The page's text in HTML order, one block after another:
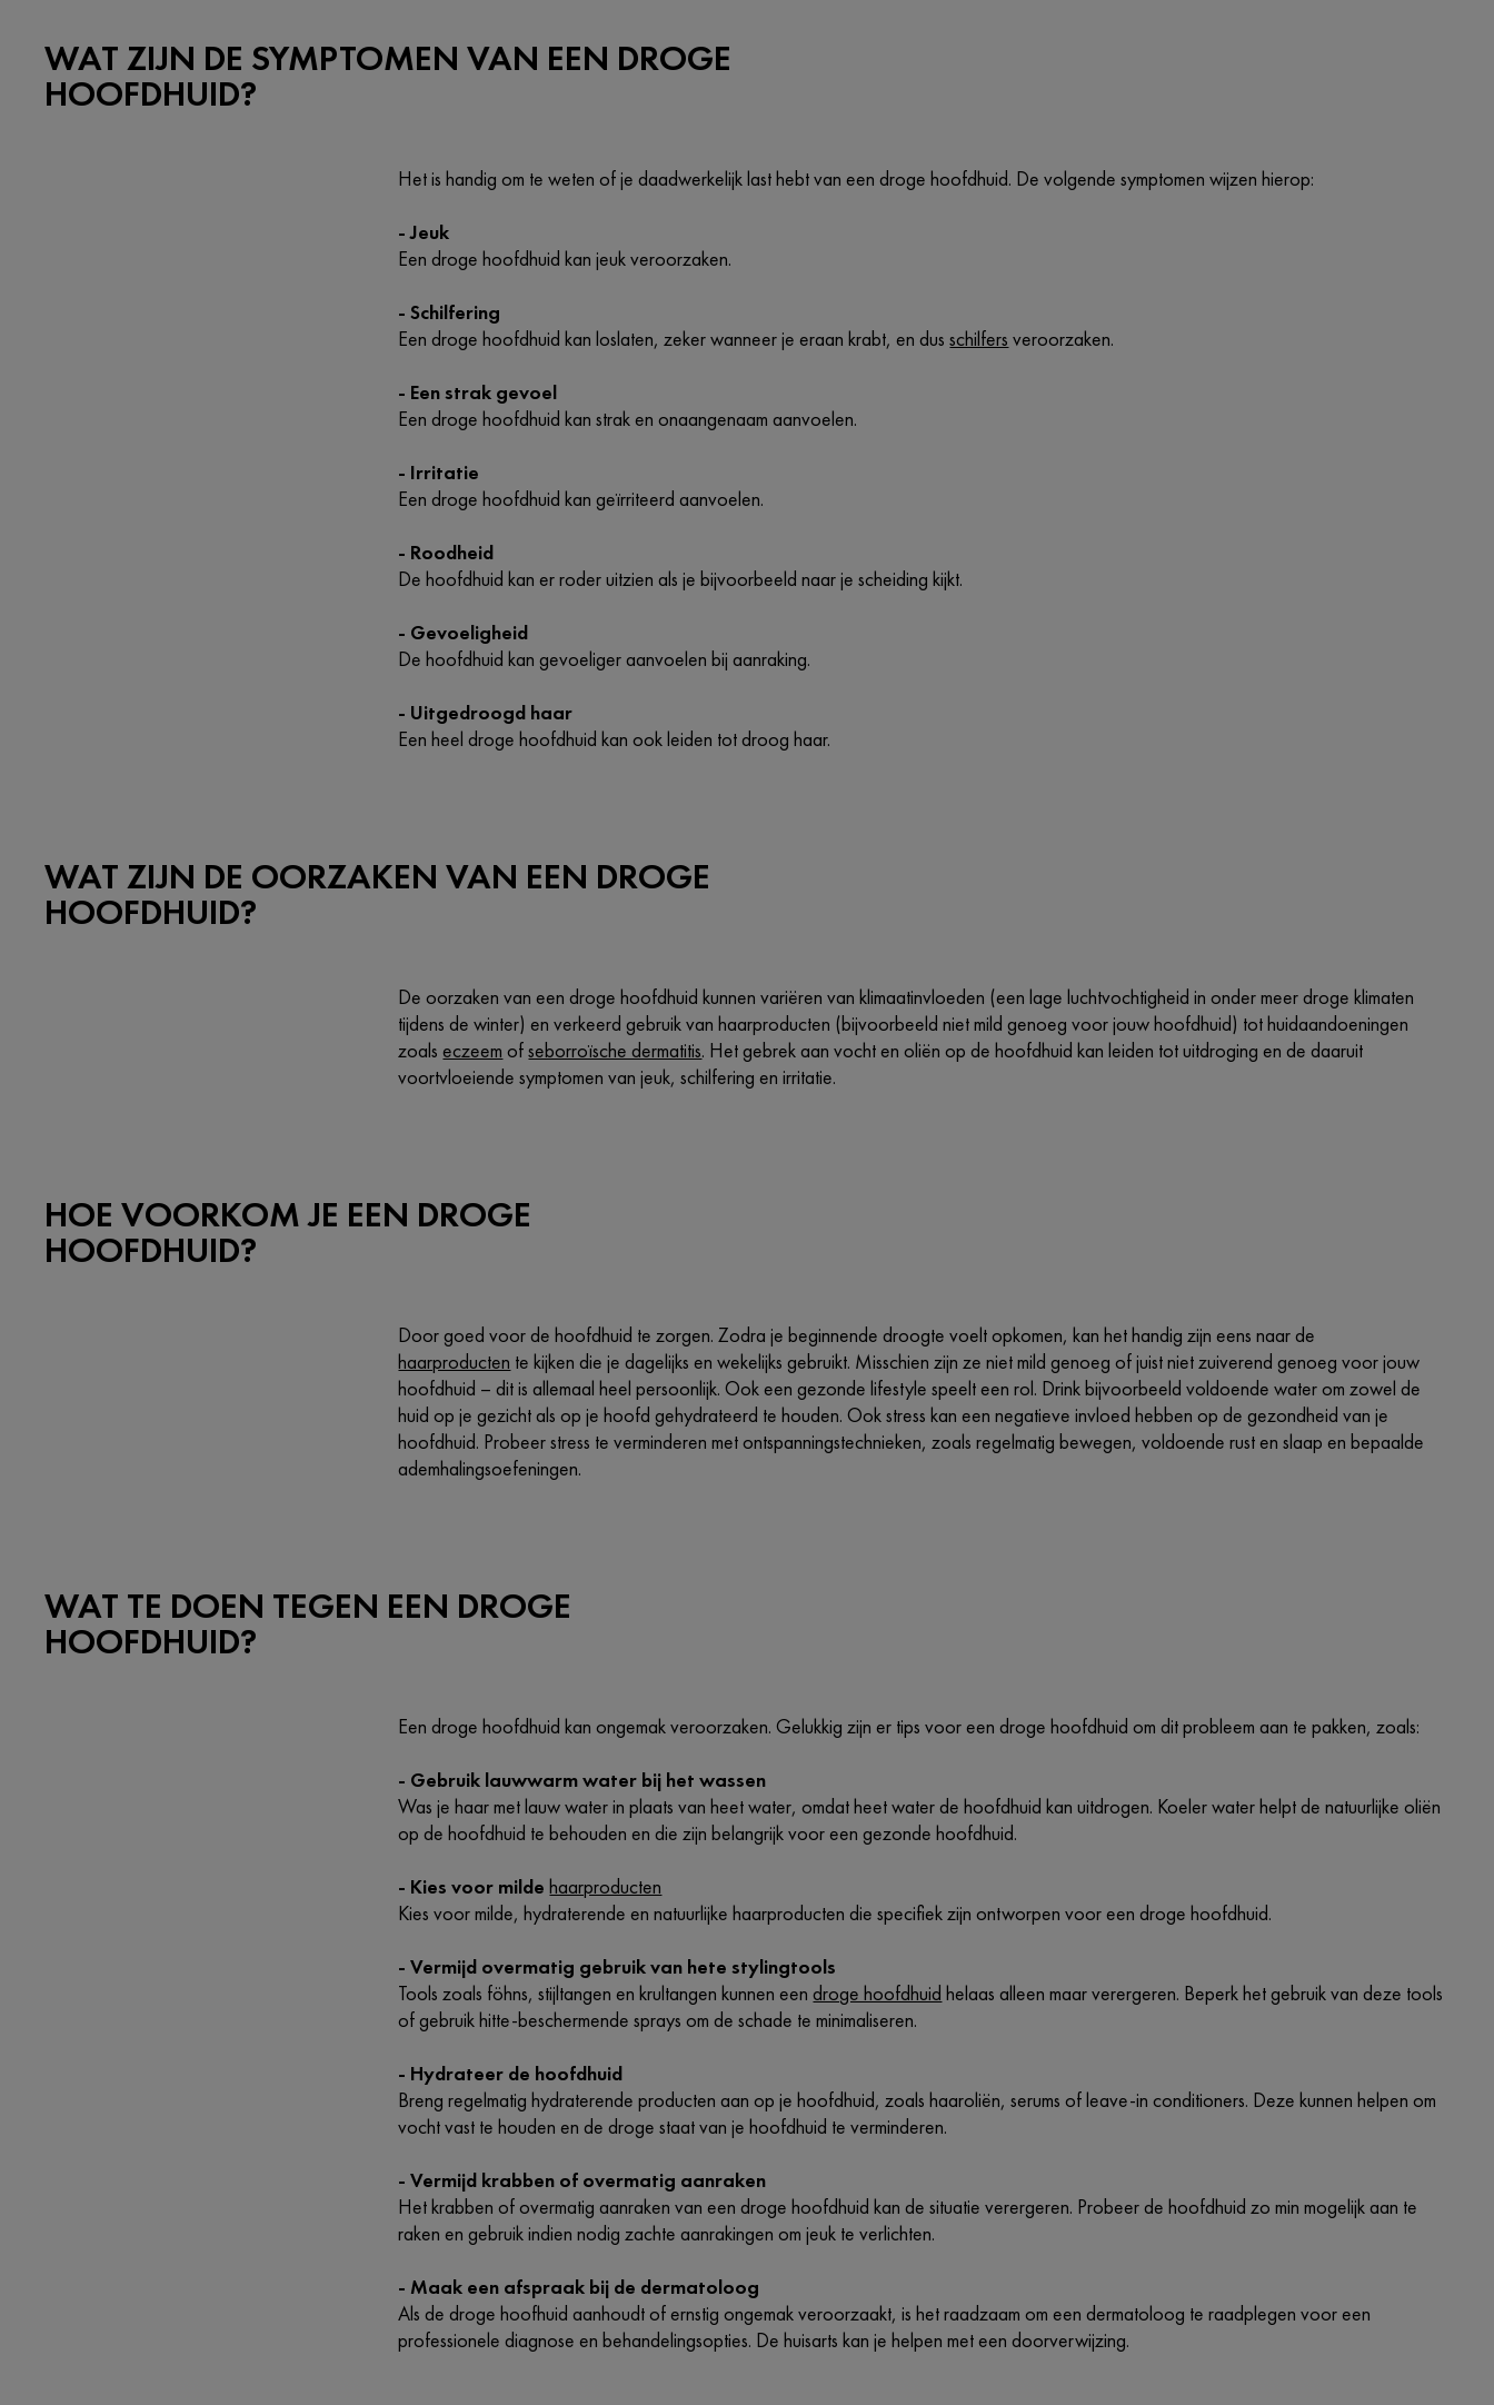
WAT ZIJN DE SYMPTOMEN VAN EEN DROGE
HOOFDHUID?
Het is handig om te weten of je daadwerkelijk last hebt van een droge hoofdhuid. De volgende symptomen wijzen hierop:
- Jeuk
Een droge hoofdhuid kan jeuk veroorzaken.
- Schilfering
Een droge hoofdhuid kan loslaten, zeker wanneer je eraan krabt, en dusschilfers veroorzaken.
- Een strak gevoel
Een droge hoofdhuid kan strak en onaangenaam aanvoelen.
- Irritatie
Een droge hoofdhuid kan geïrriteerd aanvoelen.
- Roodheid
De hoofdhuid kan er roder uitzien als je bijvoorbeeld naar je scheiding kijkt.
- Gevoeligheid
De hoofdhuid kan gevoeliger aanvoelen bij aanraking.
- Uitgedroogd haar
Een heel droge hoofdhuid kan ook leiden tot droog haar.
WAT ZIJN DE OORZAKEN VAN EEN DROGE
HOOFDHUID?
De oorzaken van een droge hoofdhuid kunnen variëren van klimaatinvloeden (een lage luchtvochtigheid in onder meer droge klimaten
tijdens de winter) en verkeerd gebruik van haarproducten (bijvoorbeeld niet mild genoeg voor jouw hoofdhuid) tot huidaandoeningen
zoalseczeem ofseborroïsche dermatitis. Het gebrek aan vocht en oliën op de hoofdhuid kan leiden tot uitdroging en de daaruit
voortvloeiende symptomen van jeuk, schilfering en irritatie.
HOE VOORKOM JE EEN DROGE
HOOFDHUID?
Door goed voor de hoofdhuid te zorgen. Zodra je beginnende droogte voelt opkomen, kan het handig zijn eens naar de
haarproducten te kijken die je dagelijks en wekelijks gebruikt. Misschien zijn ze niet mild genoeg of juist niet zuiverend genoeg voor jouw
hoofdhuid – dit is allemaal heel persoonlijk. Ook een gezonde lifestyle speelt een rol. Drink bijvoorbeeld voldoende water om zowel de
huid op je gezicht als op je hoofd gehydrateerd te houden. Ook stress kan een negatieve invloed hebben op de gezondheid van je
hoofdhuid. Probeer stress te verminderen met ontspanningstechnieken, zoals regelmatig bewegen, voldoende rust en slaap en bepaalde
ademhalingsoefeningen.
WAT TE DOEN TEGEN EEN DROGE
HOOFDHUID?
Een droge hoofdhuid kan ongemak veroorzaken. Gelukkig zijn er tips voor een droge hoofdhuid om dit probleem aan te pakken, zoals:
- Gebruik lauwwarm water bij het wassen
Was je haar met lauw water in plaats van heet water, omdat heet water de hoofdhuid kan uitdrogen. Koeler water helpt de natuurlijke oliën
op de hoofdhuid te behouden en die zijn belangrijk voor een gezonde hoofdhuid.
- Kies voor mildehaarproducten
Kies voor milde, hydraterende en natuurlijke haarproducten die specifiek zijn ontworpen voor een droge hoofdhuid.
- Vermijd overmatig gebruik van hete stylingtools
Tools zoals föhns, stijltangen en krultangen kunnen eendroge hoofdhuid helaas alleen maar verergeren. Beperk het gebruik van deze tools
of gebruik hitte-beschermende sprays om de schade te minimaliseren.
- Hydrateer de hoofdhuid
Breng regelmatig hydraterende producten aan op je hoofdhuid, zoals haaroliën, serums of leave-in conditioners. Deze kunnen helpen om
vocht vast te houden en de droge staat van je hoofdhuid te verminderen.
- Vermijd krabben of overmatig aanraken
Het krabben of overmatig aanraken van een droge hoofdhuid kan de situatie verergeren. Probeer de hoofdhuid zo min mogelijk aan te
raken en gebruik indien nodig zachte aanrakingen om jeuk te verlichten.
- Maak een afspraak bij de dermatoloog
Als de droge hoofhuid aanhoudt of ernstig ongemak veroorzaakt, is het raadzaam om een dermatoloog te raadplegen voor een
professionele diagnose en behandelingsopties. De huisarts kan je helpen met een doorverwijzing.